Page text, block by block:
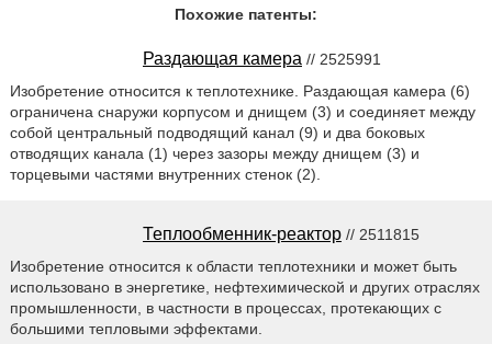
Похожие патенты:
Раздающая камера // 2525991
Изобретение относится к теплотехнике. Раздающая камера (6)
ограничена снаружи корпусом и днищем (3) и соединяет между
собой центральный подводящий канал (9) и два боковых
отводящих канала (1) через зазоры между днищем (3) и
торцевыми частями внутренних стенок (2).
Теплообменник-реактор // 2511815
Изобретение относится к области теплотехники и может быть
использовано в энергетике, нефтехимической и других отраслях
промышленности, в частности в процессах, протекающих с
большими тепловыми эффектами.